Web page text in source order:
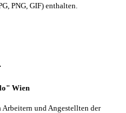
PNG, GIF) enthalten.
Wien
Arbeitern und Angestellten der